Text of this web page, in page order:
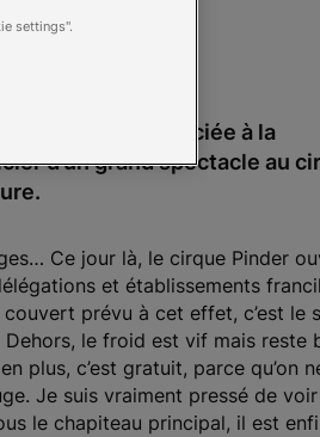
française, associée à la
d’un grand spectacle au
Ce jour là, le cirque Pinder
et établissements
prévu à cet effet, c’est le
le froid est vif mais reste
plus, c’est gratuit, parce qu’on
Je suis vraiment pressé de
le chapiteau principal, il est
settings".